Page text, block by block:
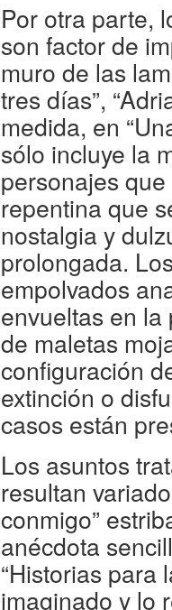
Por otra parte,
son factor de
muro de las
tres días”,
medida, en
sólo incluye la
personajes
repentina que
nostalgia y
prolongada.
empolvados
envueltas en
de maletas
configuración
extinción o
casos están
Los asuntos
resultan
conmigo”
anécdota
“Historias para
imaginado y lo